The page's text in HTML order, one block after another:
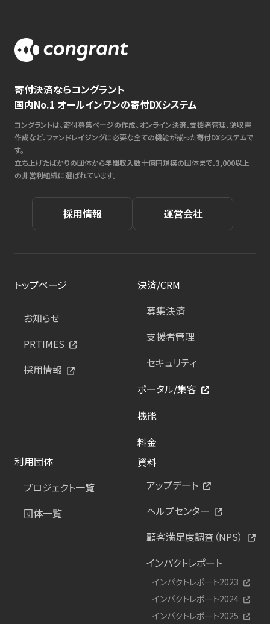
寄付決済ならコングラント
国内No.1 オールインワンの寄付DXシステム
コングラントは、寄付募集ページの作成、オンライン決済、支援者管理、領収書
作成など、ファンドレイジングに必要な全ての機能が揃った寄付DXシステムで
す。
立ち上げたばかりの団体から年間収入数十億円規模の団体まで、3,000以上
の非営利組織に選ばれています。
採用情報 運営会社
トップページ
お知らせ
PRTIMES
採用情報
決済/CRM
募集決済
支援者管理
セキュリティ
ポータル/集客
機能
料金
利用団体
プロジェクト一覧
団体一覧
資料
アップデート
ヘルプセンター
顧客満足度調査（NPS）
インパクトレポート
インパクトレポート2023
インパクトレポート2024
インパクトレポート2025